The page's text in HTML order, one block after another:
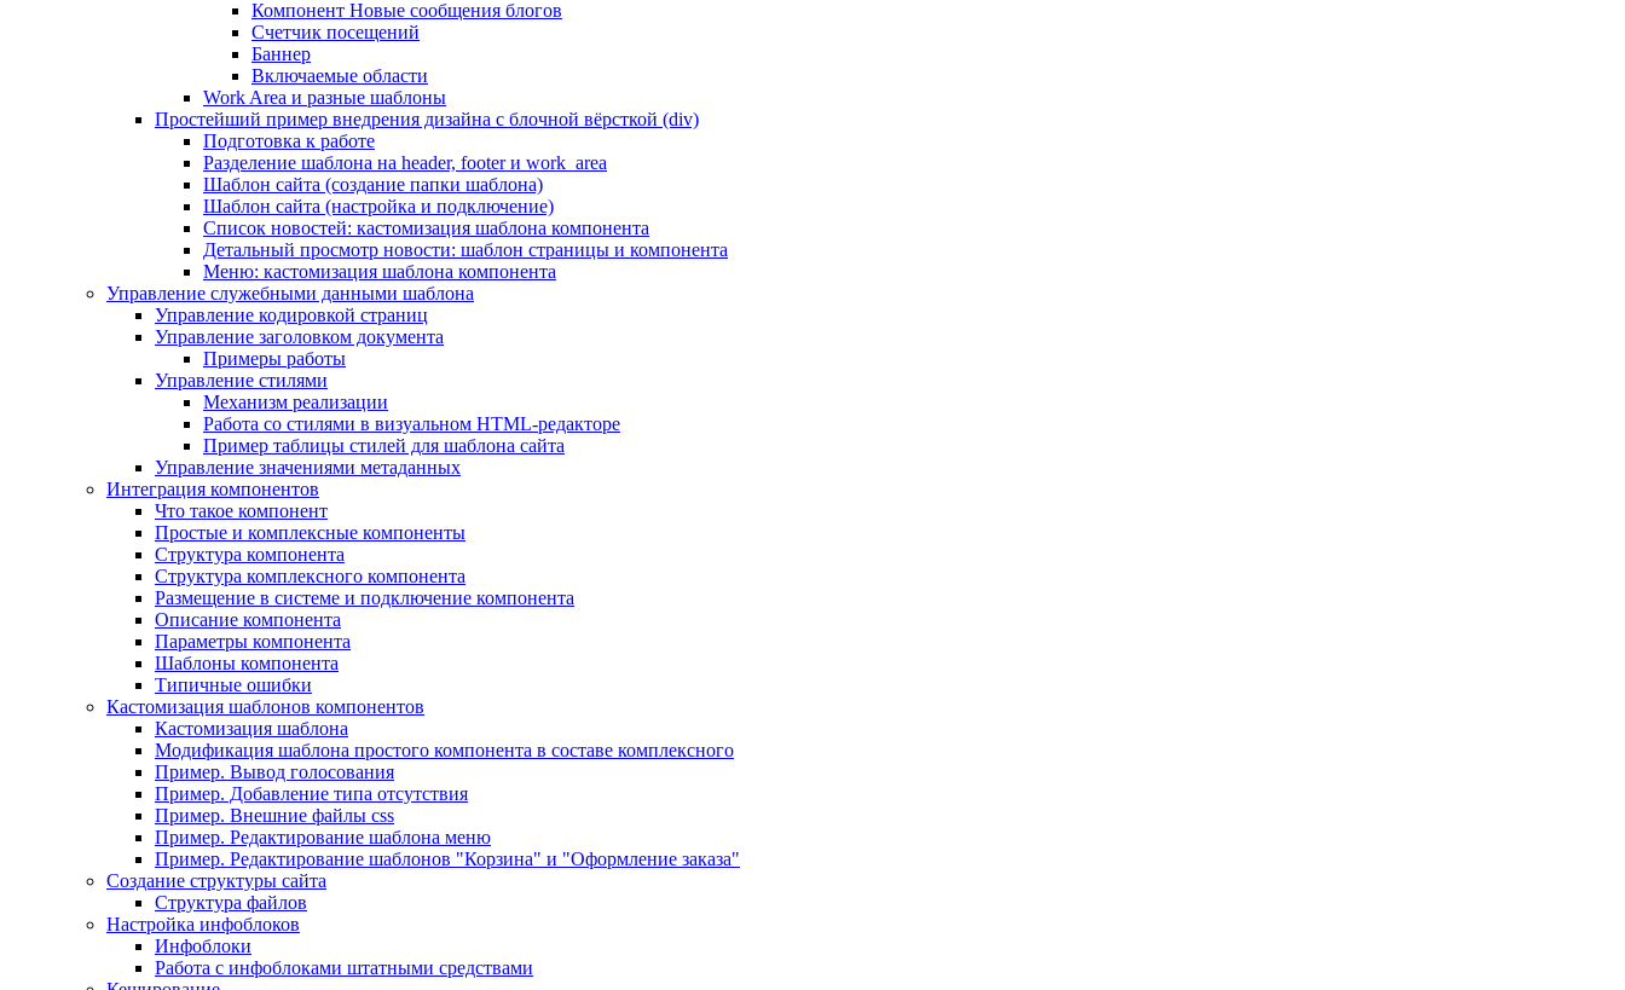
Компонент Новые сообщения блогов
Счетчик посещений
Баннер
Включаемые области
Work Area и разные шаблоны
Простейший пример внедрения дизайна с блочной вёрсткой (div)
Подготовка к работе
Разделение шаблона на header, footer и work_area
Шаблон сайта (создание папки шаблона)
Шаблон сайта (настройка и подключение)
Список новостей: кастомизация шаблона компонента
Детальный просмотр новости: шаблон страницы и компонента
Меню: кастомизация шаблона компонента
Управление служебными данными шаблона
Управление кодировкой страниц
Управление заголовком документа
Примеры работы
Управление стилями
Механизм реализации
Работа со стилями в визуальном HTML-редакторе
Пример таблицы стилей для шаблона сайта
Управление значениями метаданных
Интеграция компонентов
Что такое компонент
Простые и комплексные компоненты
Структура компонента
Структура комплексного компонента
Размещение в системе и подключение компонента
Описание компонента
Параметры компонента
Шаблоны компонента
Типичные ошибки
Кастомизация шаблонов компонентов
Кастомизация шаблона
Модификация шаблона простого компонента в составе комплексного
Пример. Вывод голосования
Пример. Добавление типа отсутствия
Пример. Внешние файлы css
Пример. Редактирование шаблона меню
Пример. Редактирование шаблонов "Корзина" и "Оформление заказа"
Создание структуры сайта
Структура файлов
Настройка инфоблоков
Инфоблоки
Работа с инфоблоками штатными средствами